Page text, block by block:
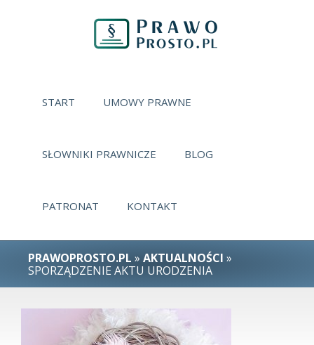
START UMOWY PRAWNE
SŁOWNIKI PRAWNICZE BLOG
PATRONAT KONTAKT
PRAWOPROSTO.PL » AKTUALNOŚCI »
SPORZĄDZENIE AKTU URODZENIA